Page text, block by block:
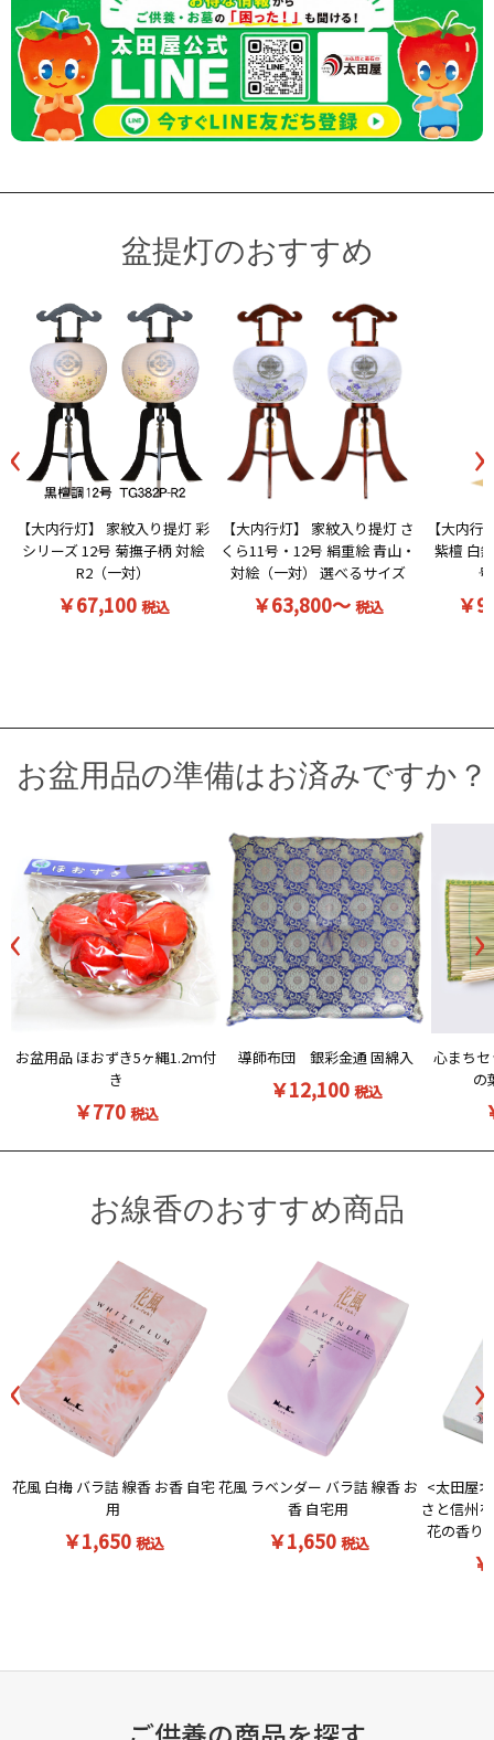
盆提灯のおすすめ
‹
【大内行灯】 家紋入り提灯 彩
シリーズ 12号 菊撫子柄 対絵
R2（一対）
￥67,100 税込
【大内行灯】 家紋入り提灯 さ
くら11号・12号 絹重絵 青山・
対絵（一対） 選べるサイズ
￥63,800～税込
【大内
紫檀 白
￥
›
お盆用品の準備はお済みですか？
‹
お盆用品 ほおずき5ヶ縄1.2ｍ付
き
￥770 税込
導師布団 銀彩金通 固綿入
￥12,100 税込
心まち
の
›
お線香のおすすめ商品
‹
花風 白梅 バラ詰 線香 お香 自宅
用
￥1,650 税込
花風 ラベンダー バラ詰 線香 お
香 自宅用
￥1,650 税込
<太田屋
さと信州
花の香り
›